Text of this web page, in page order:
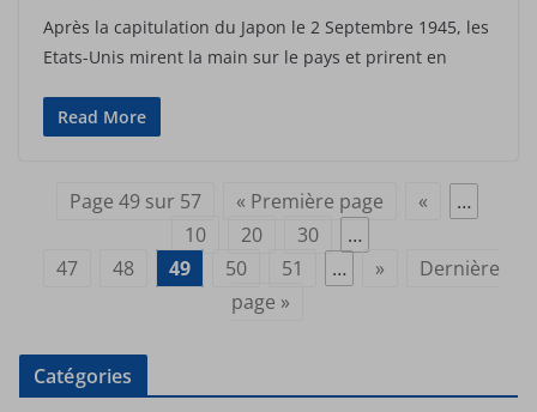
Après la capitulation du Japon le 2 Septembre 1945, les
Etats-Unis mirent la main sur le pays et prirent en
Read More
Page 49 sur 57 « Première page «
…
10
20 30
…
47
48 49 50 51 … »
Dernière
page »
Catégories